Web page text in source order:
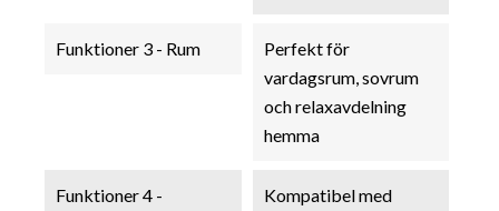
Funktioner 3 - Rum
Perfekt för
vardagsrum, sovrum
och relaxavdelning
hemma
Funktioner 4 -
Kompatibel med